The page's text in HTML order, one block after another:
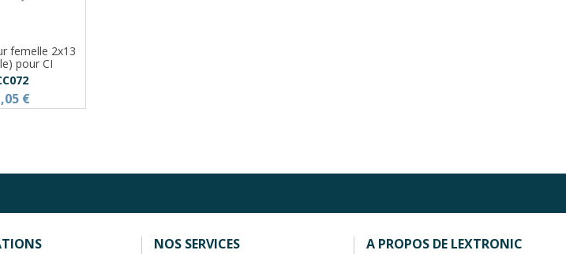
femelle 2x13
pour CI
€
NOS SERVICES A PROPOS DE LEXTRONIC